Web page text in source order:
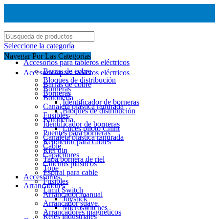
Seleccione la categoría
Accesorios para tableros eléctricos
Barras de cobre
Bloques de distribución
Borneras
Botonería
Canaleta plástica ranurada
Fusibles
Identificador de borneras
Puentes para borneras
Retenedor para cables
Riel din
Tapa bornera de riel
Tope
Accessories
Arrancadores
Arrancador manual
Arrancador suave
Arrancadores magnéticos
Navegar Por Las Categorías
Accesorios para tableros eléctricos
Barras de cobre
Borneras
Identificador de borneras
Bloques de distribución
Botonería
Luces piloto Chint
Canaleta plástica ranurada
Cable
Capacitores
Cinchos plasticos
Espiral para cable
Fusibles
Limit Switch
Joystick
Microswitches
Reles industriales